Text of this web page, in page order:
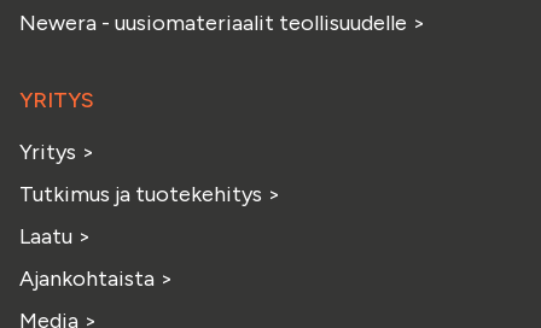
Newera - uusiomateriaalit teollisuudelle >
YRITYS
Yritys >
Tutkimus ja tuotekehitys >
Laatu >
Ajankohtaista >
Media >